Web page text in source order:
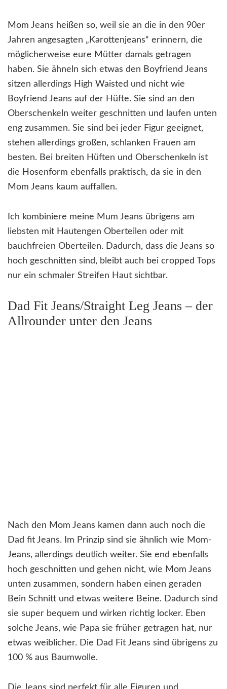
Mom Jeans heißen so, weil sie an die in den 90er
Jahren angesagten „Karottenjeans“ erinnern, die
möglicherweise eure Mütter damals getragen
haben. Sie ähneln sich etwas den Boyfriend Jeans
sitzen allerdings High Waisted und nicht wie
Boyfriend Jeans auf der Hüfte. Sie sind an den
Oberschenkeln weiter geschnitten und laufen unten
eng zusammen. Sie sind bei jeder Figur geeignet,
stehen allerdings großen, schlanken Frauen am
besten. Bei breiten Hüften und Oberschenkeln ist
die Hosenform ebenfalls praktisch, da sie in den
Mom Jeans kaum auffallen.
Ich kombiniere meine Mum Jeans übrigens am
liebsten mit Hautengen Oberteilen oder mit
bauchfreien Oberteilen. Dadurch, dass die Jeans so
hoch geschnitten sind, bleibt auch bei cropped Tops
nur ein schmaler Streifen Haut sichtbar.
Dad Fit Jeans/Straight Leg Jeans – der
Allrounder unter den Jeans
Nach den Mom Jeans kamen dann auch noch die
Dad fit Jeans. Im Prinzip sind sie ähnlich wie Mom-
Jeans, allerdings deutlich weiter. Sie end ebenfalls
hoch geschnitten und gehen nicht, wie Mom Jeans
unten zusammen, sondern haben einen geraden
Bein Schnitt und etwas weitere Beine. Dadurch sind
sie super bequem und wirken richtig locker. Eben
solche Jeans, wie Papa sie früher getragen hat, nur
etwas weiblicher. Die Dad Fit Jeans sind übrigens zu
100 % aus Baumwolle.